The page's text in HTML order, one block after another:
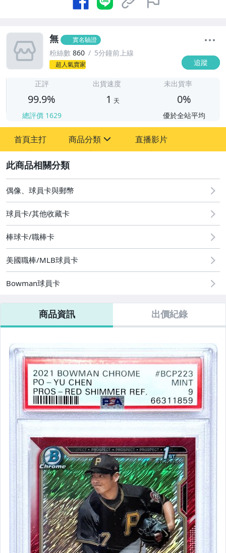
無 實名驗證
粉絲數 860 5分鐘前上線
超人氣賣家 追蹤
正評
99.9%
總評價 1629
出貨速度
1 天
未出貨率
0%
優於全站平均
首頁主打 商品分類
成人專區
玩具、模型與公仔
直播影片
偶像、球員卡與郵幣
球員卡/其他收藏卡
棒球卡/職棒卡
美國職棒/MLB球員卡
Bowman球員卡
商品資訊 出價紀錄